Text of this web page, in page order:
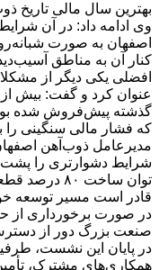
بهترین سال مالی تاریخ
وی ادامه داد: در آن
اصفهان به صورت
کنار آن به مناطق
افضلی یکی دیگر از
گذشته پیش‌فروش شده
که فشار مالی سنگینی
مدیرعامل ذوب‌آهن
شرایط دشوارتری را
توان ساخت
قادر است مسیر توسعه خود
در صورت برخورداری از
صنعت بزرگ دور از
در پایان این نشست،
همکاری‌های مشترک، تأمین